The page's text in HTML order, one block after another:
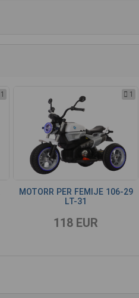
1 1
MOTORR PER FEMIJE 106-29
LT-31
118 EUR